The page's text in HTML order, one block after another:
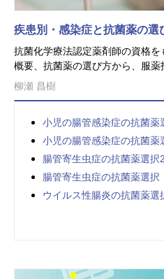
疾患別・感染症と抗菌薬の選
抗菌化学療法認定薬剤師の資格
概要、抗菌薬の選び方から、服薬
柳瀬 昌樹
小児の腸管感染症の抗菌薬
小児の腸管感染症の抗菌薬
腸管寄生虫症の抗菌薬選択2
腸管寄生虫症の抗菌薬選択
ウイルス性腸炎の抗菌薬選